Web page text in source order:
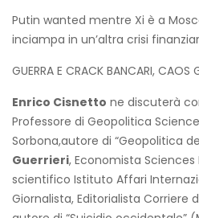
Putin wanted mentre Xi è a
inciampa in un’altra crisi
GUERRA E CRACK BANCARI, CAOS
Enrico Cisnetto ne discuterà
Professore di Geopolitica
Sorbona,autore di “Geopolitica
Guerrieri, Economista Sciences
scientifico Istituto Affari
Giornalista, Editorialista Corriere